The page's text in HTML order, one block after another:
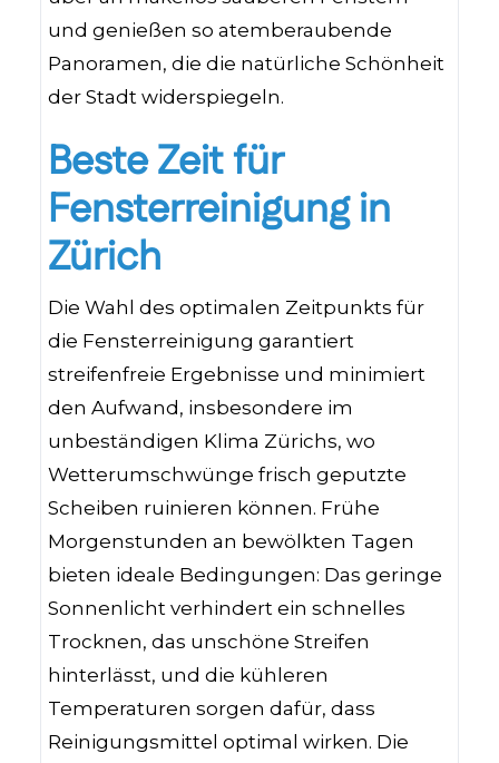
und genießen so atemberaubende
Panoramen, die die natürliche Schönheit
der Stadt widerspiegeln.
Beste Zeit für
Fensterreinigung in
Zürich
Die Wahl des optimalen Zeitpunkts für
die Fensterreinigung garantiert
streifenfreie Ergebnisse und minimiert
den Aufwand, insbesondere im
unbeständigen Klima Zürichs, wo
Wetterumschwünge frisch geputzte
Scheiben ruinieren können. Frühe
Morgenstunden an bewölkten Tagen
bieten ideale Bedingungen: Das geringe
Sonnenlicht verhindert ein schnelles
Trocknen, das unschöne Streifen
hinterlässt, und die kühleren
Temperaturen sorgen dafür, dass
Reinigungsmittel optimal wirken. Die